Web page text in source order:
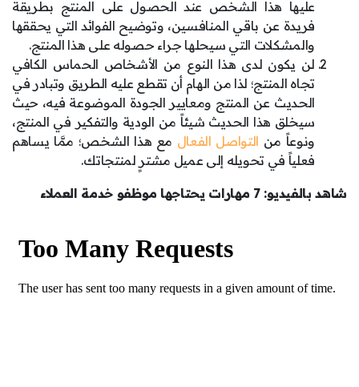
عليها هذا الشخص عند الحصول على المنتج بطريقة
فريدة عن باقي المنافسين، وتوضيح الفوائد التي يحققها
والمشكلات التي سيحلها جراء حصوله على هذا المنتج.
لن يكون لدى هذا النوع من الأشخاص الحماس الكافي
تجاه المنتج؛ لذا من الهام أن تقطع عليه الطريق وتبادر في
الحديث عن المنتج ومعايير الجودة الموضوعة فيه، حيث
سيخلق هذا الحديث شيئاً من الودية والتفكير في المنتج،
ونوعاً من التواصل الفعال مع هذا الشخص؛ ممَّا يساهم
فعلياً في تحويله إلى عميل مشترٍ لمنتجاتك.
شاهد بالفيديو: 7 مهارات يحتاجها موظفو خدمة العملاء